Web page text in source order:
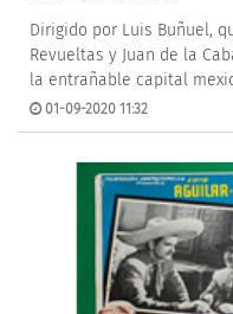
Dirigido por Luis Buñuel,
Revueltas y Juan de la
la entrañable capital
01-09-2020 11:32